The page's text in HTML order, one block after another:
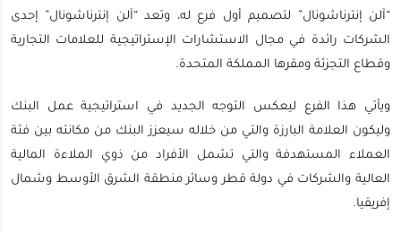
“آلن إنترناشونال” لتصميم أول فرع له، وتعد “آلن إنترناشونال” إحدى
الشركات رائدة في مجال الاستشارات الإستراتيجية للعلامات التجارية
وقطاع التجزئة ومقرها المملكة المتحدة.
ويأتي هذا الفرع ليعكس التوجه الجديد في استراتيجية عمل البنك
وليكون العلامة البارزة والتي من خلاله سيعزز البنك من مكانته بين فئة
العملاء المستهدفة والتي تشمل الأفراد من ذوي الملاءة المالية
العالية والشركات في دولة قطر وسائر منطقة الشرق الأوسط وشمال
إفريقيا.